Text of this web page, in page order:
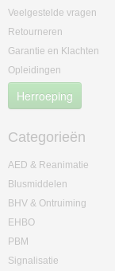
Veelgestelde vragen
Retourneren
Garantie en Klachten
Opleidingen
Herroeping
Categorieën
AED & Reanimatie
Blusmiddelen
BHV & Ontruiming
EHBO
PBM
Signalisatie